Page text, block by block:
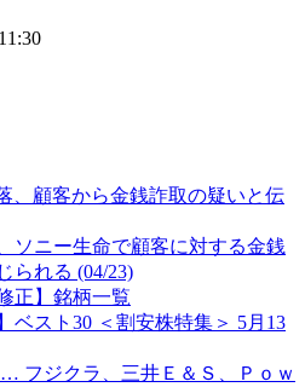
、顧客から金銭詐取の疑いと伝
ソニー生命で顧客に対する金銭
られる (04/23)
正】銘柄一覧
ベスト30 ＜割安株特集＞ 5月13
フジクラ、三井Ｅ＆Ｓ、Ｐｏｗ